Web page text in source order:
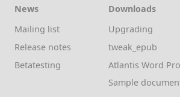
News
Mailing list
Release notes
Betatesting
Downloads
Upgrading
tweak_epub
Atlantis Word
Sample